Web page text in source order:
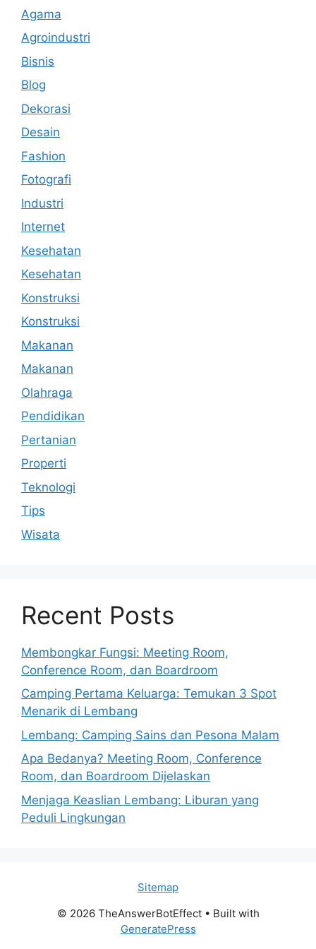
Agama
Agroindustri
Bisnis
Blog
Dekorasi
Desain
Fashion
Fotografi
Industri
Internet
Kesehatan
Kesehatan
Konstruksi
Konstruksi
Makanan
Makanan
Olahraga
Pendidikan
Pertanian
Properti
Teknologi
Tips
Wisata
Recent Posts
Membongkar Fungsi: Meeting Room,
Conference Room, dan Boardroom
Camping Pertama Keluarga: Temukan 3 Spot
Menarik di Lembang
Lembang: Camping Sains dan Pesona Malam
Apa Bedanya? Meeting Room, Conference
Room, dan Boardroom Dijelaskan
Menjaga Keaslian Lembang: Liburan yang
Peduli Lingkungan
Sitemap
© 2026 TheAnswerBotEffect• Built with
GeneratePress